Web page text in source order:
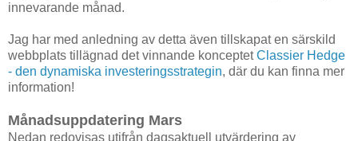
innevarande månad.
Jag har med anledning av detta även tillskapat en särskild
webbplats tillägnad det vinnande konceptetClassier Hedge
- den dynamiska investeringsstrategin, där du kan finna mer
information!
Månadsuppdatering Mars
Nedan redovisas utifrån dagsaktuell utvärdering av